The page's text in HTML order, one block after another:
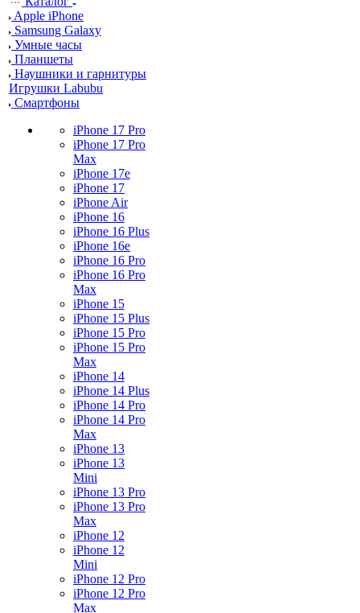
Apple iPhone
Samsung Galaxy
Умные часы
Планшеты
Наушники и гарнитуры
Игрушки Labubu
Смартфоны
iPhone 17 Pro
iPhone 17 Pro
Max
iPhone 17e
iPhone 17
iPhone Air
iPhone 16
iPhone 16 Plus
iPhone 16e
iPhone 16 Pro
iPhone 16 Pro
Max
iPhone 15
iPhone 15 Plus
iPhone 15 Pro
iPhone 15 Pro
Max
iPhone 14
iPhone 14 Plus
iPhone 14 Pro
iPhone 14 Pro
Max
iPhone 13
iPhone 13
Mini
iPhone 13 Pro
iPhone 13 Pro
Max
iPhone 12
iPhone 12
Mini
iPhone 12 Pro
iPhone 12 Pro
Max